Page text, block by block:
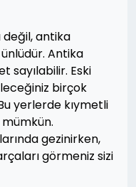
değil, antika
Antika
sayılabilir. Eski
birçok
yerlerde kıymetli
gezinirken,
görmeniz sizi